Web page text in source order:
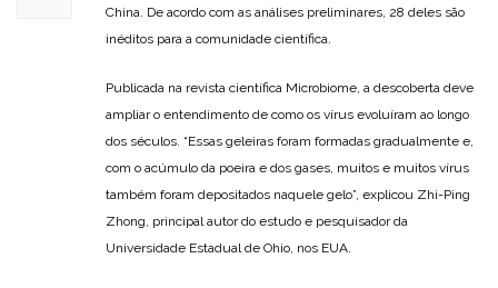
China. De acordo com as análises preliminares, 28 deles são
inéditos para a comunidade científica.
Publicada na revista científica Microbiome, a descoberta deve
ampliar o entendimento de como os vírus evoluíram ao longo
dos séculos. “Essas geleiras foram formadas gradualmente e,
com o acúmulo da poeira e dos gases, muitos e muitos vírus
também foram depositados naquele gelo”, explicou Zhi-Ping
Zhong, principal autor do estudo e pesquisador da
Universidade Estadual de Ohio, nos EUA.